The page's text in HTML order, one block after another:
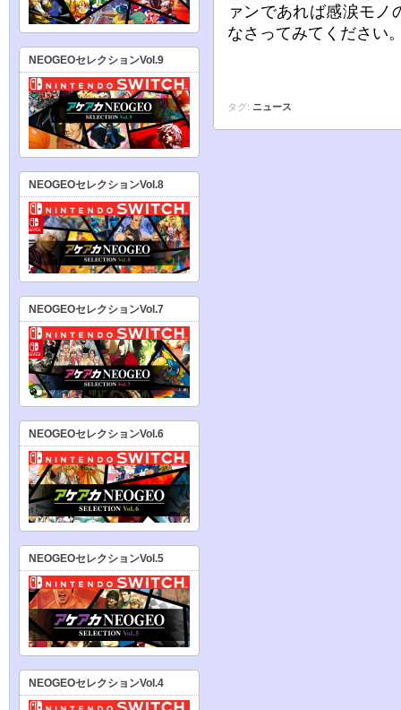
ァンであれば感涙モノ
なさってみてください
タグ: ニュース
NEOGEOセレクションVol.9
NEOGEOセレクションVol.8
NEOGEOセレクションVol.7
NEOGEOセレクションVol.6
NEOGEOセレクションVol.5
NEOGEOセレクションVol.4